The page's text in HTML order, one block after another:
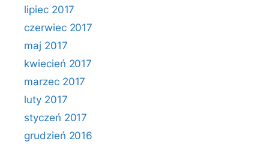
lipiec 2017
czerwiec 2017
maj 2017
kwiecień 2017
marzec 2017
luty 2017
styczeń 2017
grudzień 2016